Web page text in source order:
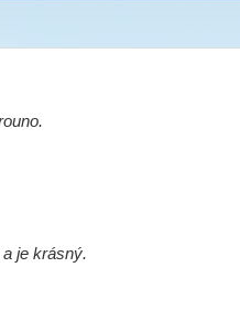
je krásný.